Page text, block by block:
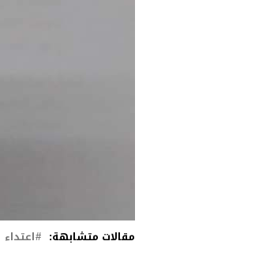
مقالات متشابهة: اعتداء